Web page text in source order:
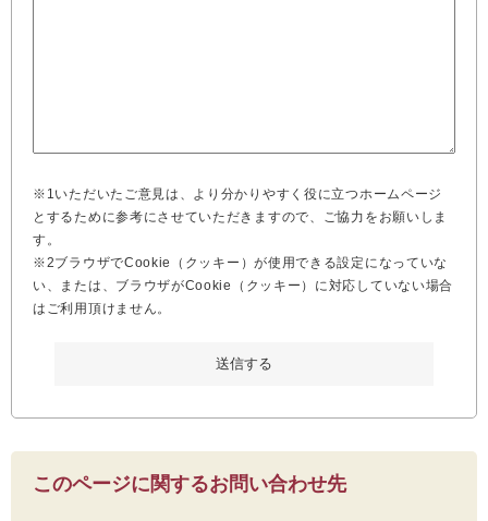
※1いただいたご意見は、より分かりやすく役に立つホームページ
とするために参考にさせていただきますので、ご協力をお願いしま
す。
※2ブラウザでCookie（クッキー）が使用できる設定になっていな
い、または、ブラウザがCookie（クッキー）に対応していない場合
はご利用頂けません。
このページに関するお問い合わせ先